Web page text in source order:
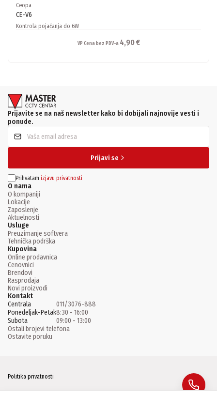
Ceopa
CE-V6
Kontrola pojačanja do 6W
VP Cena bez PDV-a 4,90 €
Prijavite se na naš newsletter kako bi dobijali najnovije vesti i
ponude.
Prijavi se
Prihvatam izjavu privatnosti
O nama
O kompaniji
Lokacije
Zaposlenje
Aktuelnosti
Usluge
Preuzimanje softvera
Tehnička podrška
Kupovina
Online prodavnica
Cenovnici
Brendovi
Rasprodaja
Novi proizvodi
Kontakt
Centrala
011/3076-888
Ponedeljak-Petak8:30 - 16:00
Subota
09:00 - 13:00
Ostali brojevi telefona
Ostavite poruku
Politika privatnosti